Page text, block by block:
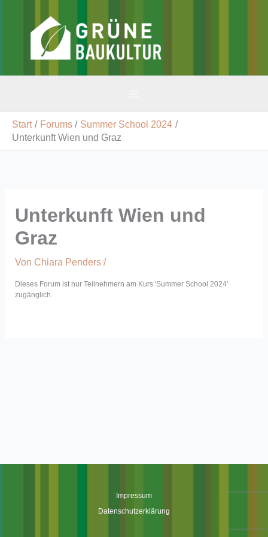
Start Forums
Summer School 2024
Unterkunft Wien und Graz
Unterkunft Wien und
Graz
Von Chiara Penders /
Dieses Forum ist nur Teilnehmern am Kurs 'Summer School 2024'
zugänglich.
Impressum
Datenschutzerklärung